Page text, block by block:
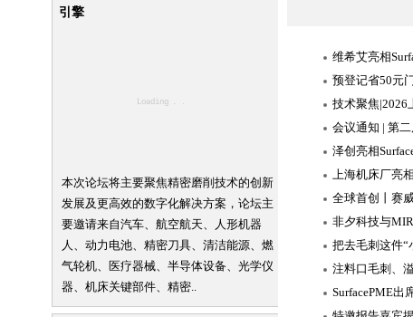
引擎
本次论坛将主要聚焦精密磨削技术的创新
发展及更高效的数字化解决方案，论坛主
要邀请来自汽车、航空航天、人形机器
人、动力电池、精密刀具、清洁能源、燃
气轮机、医疗器械、半导体设备、光学仪
器、机床关键部件、精密..